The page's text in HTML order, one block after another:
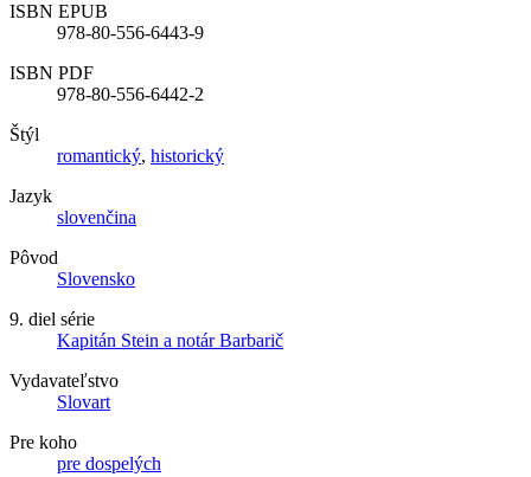
ISBN EPUB
978-80-556-6443-9
ISBN PDF
978-80-556-6442-2
Štýl
romantický, historický
Jazyk
slovenčina
Pôvod
Slovensko
9. diel série
Kapitán Stein a notár Barbarič
Vydavateľstvo
Slovart
Pre koho
pre dospelých